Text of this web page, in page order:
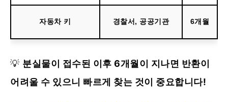
자동차 키 경찰서, 공공기관 6개월
💡 분실물이 접수된 이후 6개월이 지나면 반환이
어려울 수 있으니 빠르게 찾는 것이 중요합니다!